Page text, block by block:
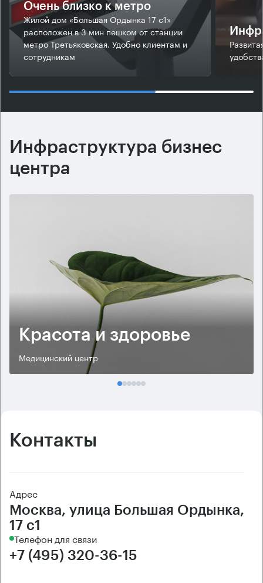
Очень близко к метро
Жилой дом «Большая Ордынка 17 с1»
расположен в 3 мин пешком от станции
метро Третьяковская. Удобно клиентам и
сотрудникам
Инфраструктура бизнес
центра
Красота и здоровье
Медицинский центр
Контакты
Адрес
Москва, улица Большая Ордынка,
17 с1
Телефон для связи
+7 (495) 320-36-15